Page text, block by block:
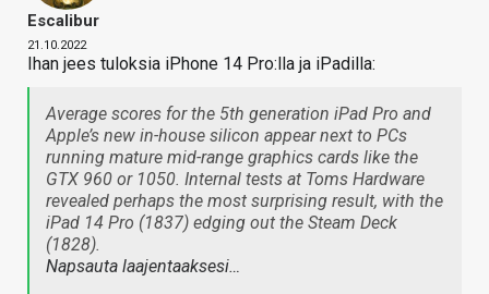
Escalibur
21.10.2022
Ihan jees tuloksia iPhone 14 Pro:lla ja iPadilla:
Average scores for the 5th generation iPad Pro and
Apple’s new in-house silicon appear next to PCs
running mature mid-range graphics cards like the
GTX 960 or 1050. Internal tests at Toms Hardware
revealed perhaps the most surprising result, with the
iPad 14 Pro (1837) edging out the Steam Deck
(1828).
Napsauta laajentaaksesi…